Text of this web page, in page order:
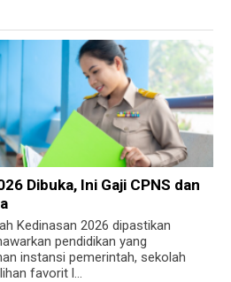
Dibuka, Ini Gaji CPNS dan
Kedinasan 2026 dipastikan
pendidikan yang
instansi pemerintah, sekolah
favorit l...